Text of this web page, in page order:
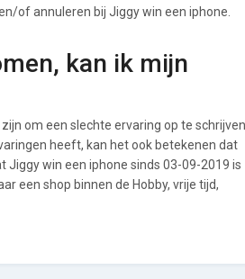
of annuleren bij Jiggy win een iphone.
kan ik mijn
om een slechte ervaring op te schrijven
heeft, kan het ook betekenen dat
Jiggy win een iphone sinds 03-09-2019 is
een shop binnen de Hobby, vrije tijd,